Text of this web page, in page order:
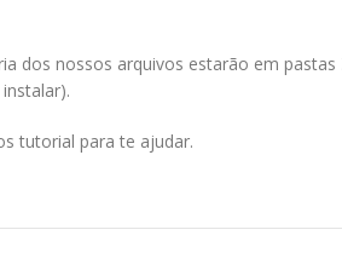
dos nossos arquivos estarão em
tutorial para te ajudar.